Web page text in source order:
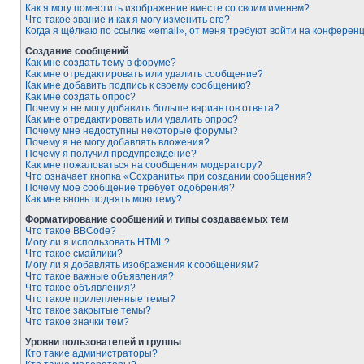
Как я могу поместить изображение вместе со своим именем?
Что такое звание и как я могу изменить его?
Когда я щёлкаю по ссылке «email», от меня требуют войти на
Создание сообщений
Как мне создать тему в форуме?
Как мне отредактировать или удалить сообщение?
Как мне добавить подпись к своему сообщению?
Как мне создать опрос?
Почему я не могу добавить больше вариантов ответа?
Как мне отредактировать или удалить опрос?
Почему мне недоступны некоторые форумы?
Почему я не могу добавлять вложения?
Почему я получил предупреждение?
Как мне пожаловаться на сообщения модератору?
Что означает кнопка «Сохранить» при создании сообщения?
Почему моё сообщение требует одобрения?
Как мне вновь поднять мою тему?
Форматирование сообщений и типы создаваемых тем
Что такое BBCode?
Могу ли я использовать HTML?
Что такое смайлики?
Могу ли я добавлять изображения к сообщениям?
Что такое важные объявления?
Что такое объявления?
Что такое прилепленные темы?
Что такое закрытые темы?
Что такое значки тем?
Уровни пользователей и группы
Кто такие администраторы?